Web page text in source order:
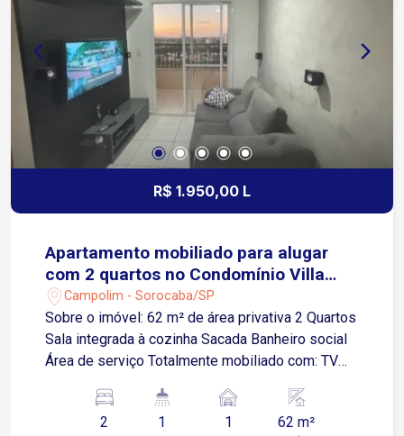
R$ 1.950,00 L
Apartamento mobiliado para alugar
com 2 quartos no Condomínio Villa
Sunset
Campolim - Sorocaba/SP
Sobre o imóvel: 62 m² de área privativa 2 Quartos
Sala integrada à cozinha Sacada Banheiro social
Área de serviço Totalmente mobiliado com: TV
Geladeira Máquina de lavar roupas Guarda-roupas
e cama de casal nos dois quartos Armários
2 1 1 62 m²